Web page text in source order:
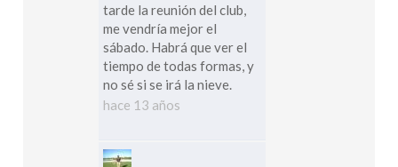
tarde la reunión del club,
me vendría mejor el
sábado. Habrá que ver el
tiempo de todas formas, y
no sé si se irá la nieve.
hace 13 años